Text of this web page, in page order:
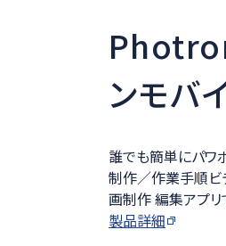
ンモバ
誰でも簡単にパワ
制作／作業手順ビ
画制作 編集アプリ
製品詳細